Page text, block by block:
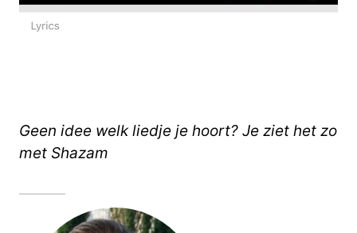
Geen idee welk liedje je hoort? Je ziet het zo
met Shazam